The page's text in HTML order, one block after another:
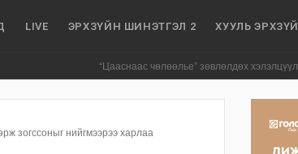
LIVE ЭРХЗҮЙН ШИНЭТГЭЛ 2 ХУУЛЬ ЭРХЗҮЙ
“Цааснаас чөлөөлье” зөвлөлдөх хэлэлцүүлэг боллоо •
зогссоныг нийгмээрээ харлаа